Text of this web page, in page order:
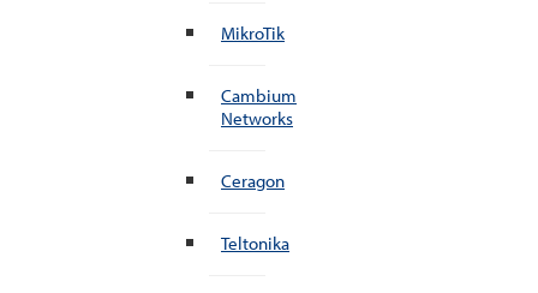
MikroTik
Cambium
Networks
Ceragon
Teltonika